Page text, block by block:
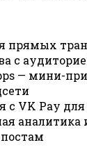
прямых
с
— мини-
с VK Pay
аналитика